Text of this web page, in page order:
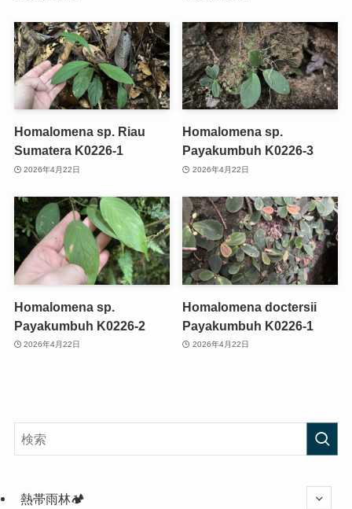
Homalomena sp. Riau
Sumatera K0226-1
2026年4月22日
Homalomena sp.
Payakumbuh K0226-3
2026年4月22日
Homalomena sp.
Payakumbuh K0226-2
2026年4月22日
Homalomena doctersii
Payakumbuh K0226-1
2026年4月22日
熱帯雨林🏕️